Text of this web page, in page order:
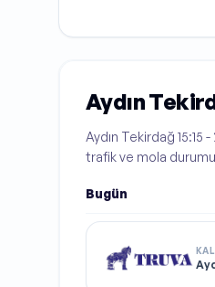
Aydın
Aydın Tekirdağ
trafik ve mola
Bugün